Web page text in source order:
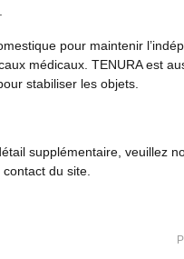
pour maintenir
médicaux. TENURA est
stabiliser les objets.
supplémentaire, veuillez
du site.